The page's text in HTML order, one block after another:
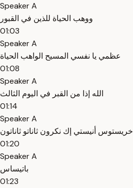
Speaker A
ووهب الحياة للذين في القبور
01:03
Speaker A
عظمي يا نفسي المسيح الواهب الحياة
01:08
Speaker A
الله إذا من القبر في اليوم الثالث
01:14
Speaker A
خريستوس أنيستي إك نكرون ثاناتو ثاناتون
01:20
Speaker A
باتيساس
01:23